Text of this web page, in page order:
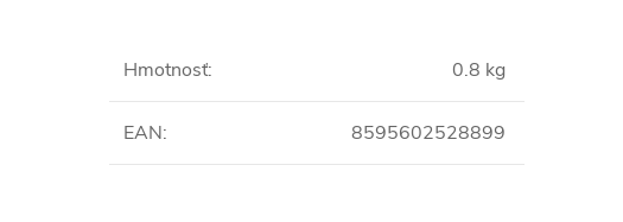
Hmotnosť: 0.8 kg
EAN: 8595602528899